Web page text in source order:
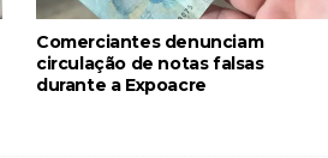
Comerciantes denunciam
circulação de notas falsas
durante a Expoacre